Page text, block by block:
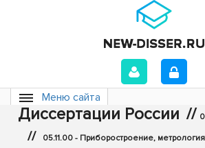
Меню сайта
Диссертации России //
// 05.11.00 - Приборостроение,